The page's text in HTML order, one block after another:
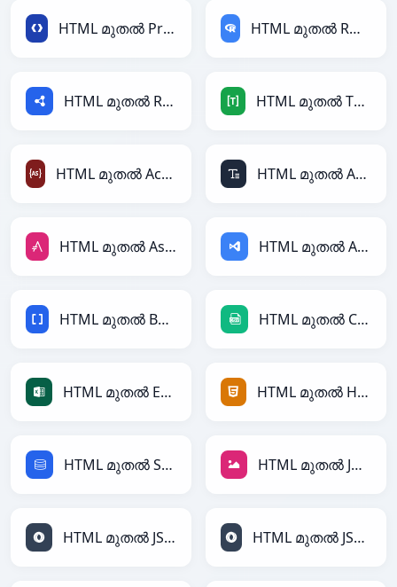
HTML മുതൽ Protobuf HTML മുതൽ RDataFrame
HTML മുതൽ RDF HTML മുതൽ TOML
HTML മുതൽ ActionScript HTML മുതൽ ASCII
HTML മുതൽ AsciiDoc HTML മുതൽ ASP
HTML മുതൽ BBCode HTML മുതൽ CSV
HTML മുതൽ Excel HTML മുതൽ HTML
HTML മുതൽ SQL HTML മുതൽ JPEG
HTML മുതൽ JSON HTML മുതൽ JSONLines